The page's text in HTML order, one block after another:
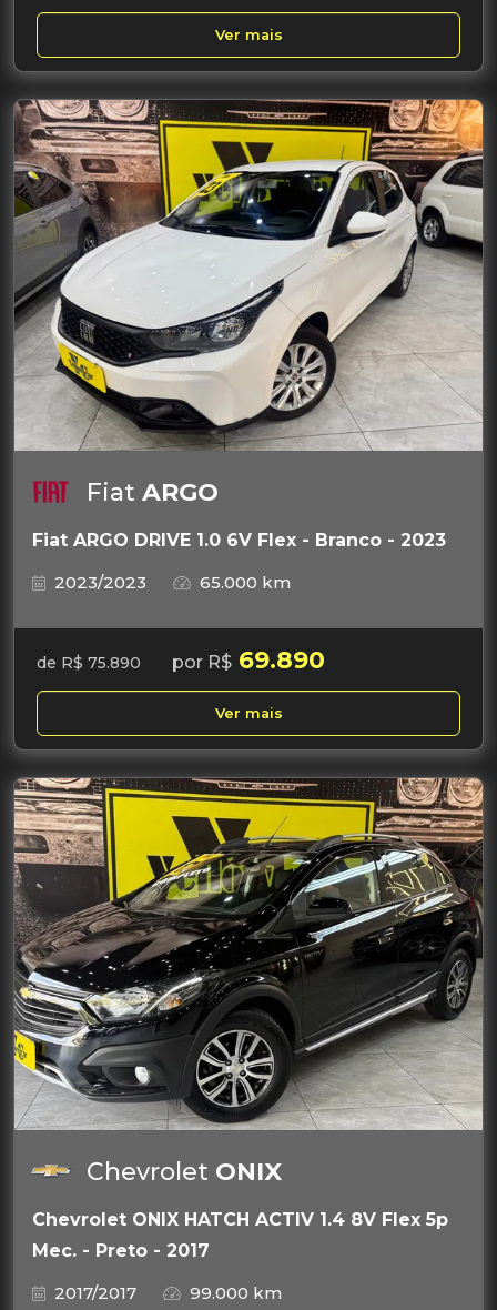
Ver mais
Fiat ARGO
Fiat ARGO DRIVE 1.0 6V Flex - Branco - 2023
2023/2023
65.000 km
de R$ 75.890 por R$ 69.890
Ver mais
Chevrolet ONIX
Chevrolet ONIX HATCH ACTIV 1.4 8V Flex 5p
Mec. - Preto - 2017
2017/2017
99.000 km